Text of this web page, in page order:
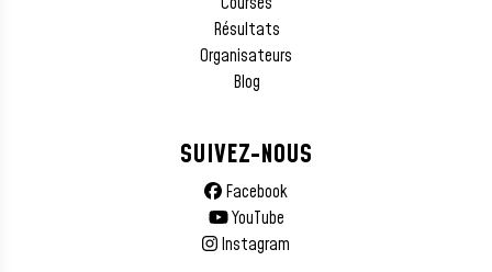
Résultats
Organisateurs
Blog
SUIVEZ-NOUS
Facebook
YouTube
Instagram